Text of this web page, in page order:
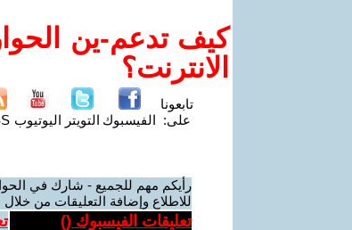
كيف تدعم-ين
الانترنت؟
تابعونا
على: الفيسبوك التويتر اليوتيوب
رأيكم مهم للجميع - شارك في
للاطلاع وإضافة التعليقات من
تعليقات الفيسبوك ()